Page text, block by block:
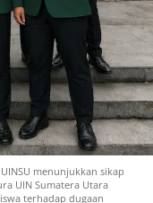
menunjukkan sikap
UIN Sumatera Utara
terhadap dugaan